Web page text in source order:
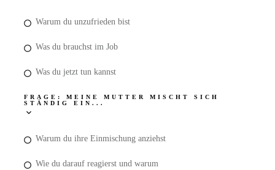
Warum du unzufrieden bist
Was du brauchst im Job
Was du jetzt tun kannst
FRAGE: MEINE MUTTER MISCHT SICH
STÄNDIG EIN...
Warum du ihre Einmischung anziehst
Wie du darauf reagierst und warum